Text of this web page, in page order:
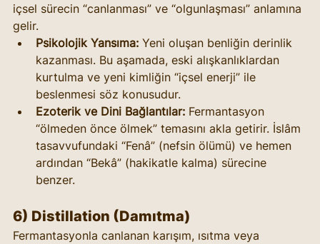
içsel sürecin “canlanması” ve “olgunlaşması” anlamına
gelir.
Psikolojik Yansıma: Yeni oluşan benliğin derinlik
kazanması. Bu aşamada, eski alışkanlıklardan
kurtulma ve yeni kimliğin “içsel enerji” ile
beslenmesi söz konusudur.
Ezoterik ve Dini Bağlantılar: Fermantasyon
“ölmeden önce ölmek” temasını akla getirir. İslâm
tasavvufundaki “Fenâ” (nefsin ölümü) ve hemen
ardından “Bekâ” (hakikatle kalma) sürecine
benzer.
6) Distillation (Damıtma)
Fermantasyonla canlanan karışım, ısıtma veya